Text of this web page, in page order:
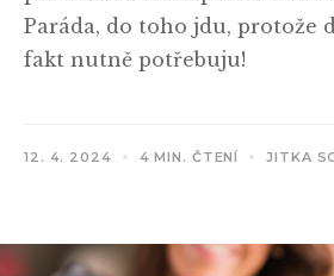
Paráda, do toho jdu, protože
fakt nutně potřebuju!
12. 4. 2024 4 MIN. ČTENÍ JITKA